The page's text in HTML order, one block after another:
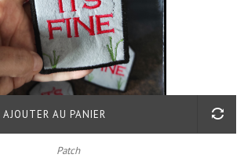
Patch
AJOUTER AU PANIER